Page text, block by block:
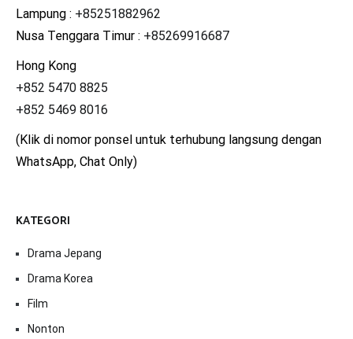
Lampung : +85251882962
Nusa Tenggara Timur : +85269916687
Hong Kong
+852 5470 8825
+852 5469 8016
(Klik di nomor ponsel untuk terhubung langsung dengan
WhatsApp, Chat Only)
KATEGORI
Drama Jepang
Drama Korea
Film
Nonton